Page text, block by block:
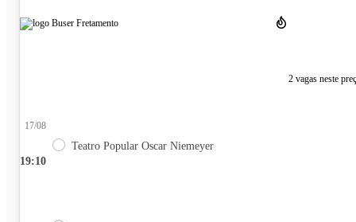
2 vagas neste
19:10
17/08
Teatro Popular Oscar Niemeyer